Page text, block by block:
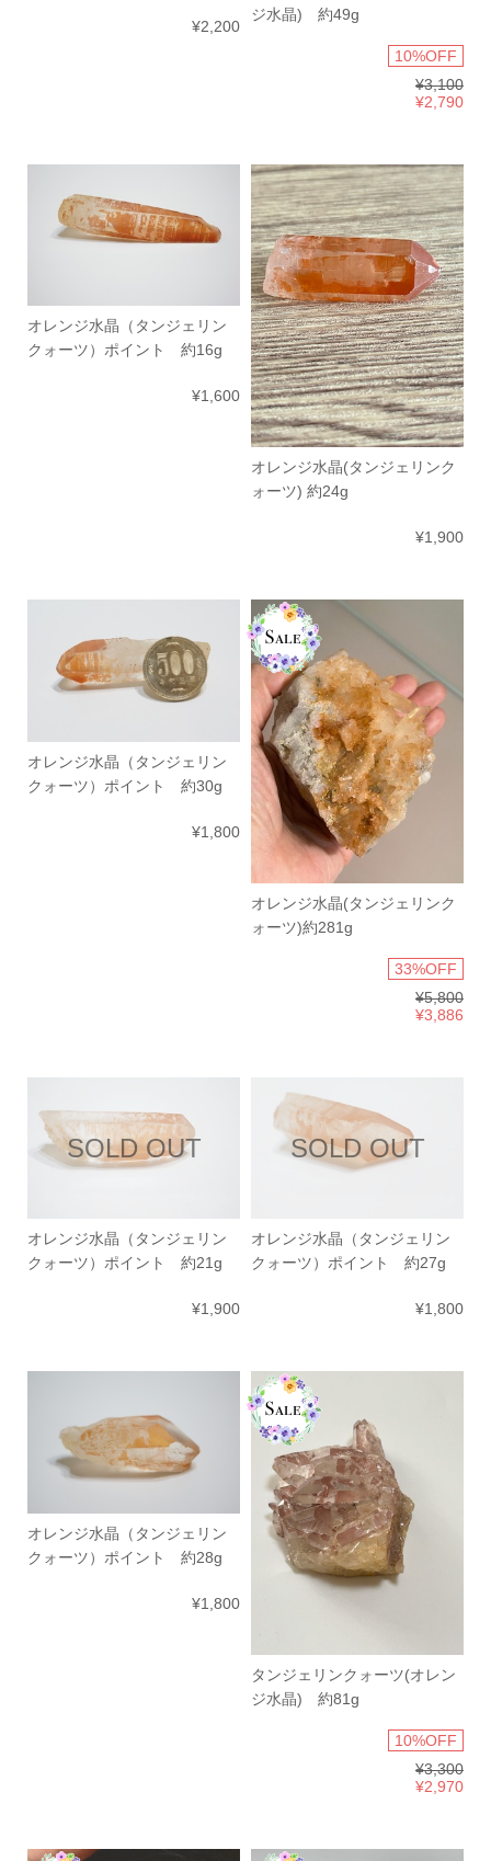
¥2,200
ジ水晶) 約49g
10%OFF
¥3,100
¥2,790
オレンジ水晶（タンジェリン
クォーツ）ポイント 約16g
¥1,600
オレンジ水晶(タンジェリンク
ォーツ) 約24g
¥1,900
オレンジ水晶（タンジェリン
クォーツ）ポイント 約30g
¥1,800
オレンジ水晶(タンジェリンク
ォーツ)約281g
33%OFF
¥5,800
¥3,886
SOLD OUT
オレンジ水晶（タンジェリン
クォーツ）ポイント 約21g
¥1,900
SOLD OUT
オレンジ水晶（タンジェリン
クォーツ）ポイント 約27g
¥1,800
オレンジ水晶（タンジェリン
クォーツ）ポイント 約28g
¥1,800
タンジェリンクォーツ(オレン
ジ水晶) 約81g
10%OFF
¥3,300
¥2,970